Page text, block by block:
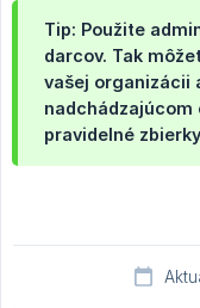
Tip: Použite
darcov. Tak
vašej organizácii
nadchádzajúcom
pravidelné